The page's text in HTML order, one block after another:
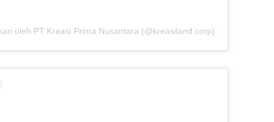
oleh PT Kreasi Prima Nusantara (@kreasiland.corp)